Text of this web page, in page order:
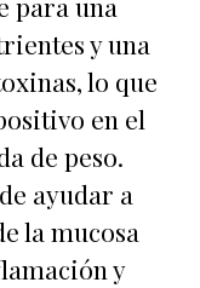
y una
lo que
en el
de peso.
ayudar a
la mucosa
y